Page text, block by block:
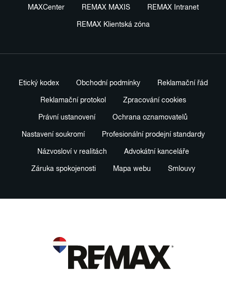
MAXCenter REMAX MAXIS REMAX Intranet
REMAX Klientská zóna
Etický kodex Obchodní podmínky Reklamační řád
Reklamační protokol Zpracování cookies
Právní ustanovení Ochrana oznamovatelů
Nastavení soukromí Profesionální prodejní standardy
Názvosloví v realitách Advokátní kanceláře
Záruka spokojenosti Mapa webu Smlouvy